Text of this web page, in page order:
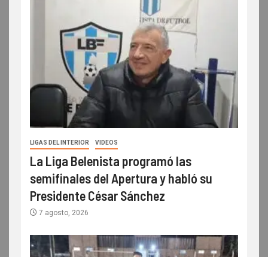
LIGAS DEL INTERIOR VIDEOS
La Liga Belenista programó las
semifinales del Apertura y habló su
Presidente César Sánchez
7 agosto, 2026